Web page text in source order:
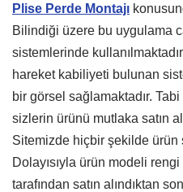
Plise Perde Montajı
Bilindiği üzere bu uygulama
sistemlerinde
hareket kabiliyeti bulunan
bir görsel sağlamaktadır.
sizlerin ürünü mutlaka satın
Sitemizde hiçbir şekilde ürün
Dolayısıyla ürün modeli
tarafından satın alındıktan